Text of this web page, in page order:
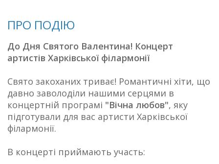
ПРО ПОДІЮ
До Дня Святого Валентина! Концерт
артистів Харківської філармонії
Свято закоханих триває! Романтичні хіти, що
давно заволоділи нашими серцями в
концертній програмі "Вічна любов", яку
підготували для вас артисти Харківської
філармонії.
В концерті приймають участь: